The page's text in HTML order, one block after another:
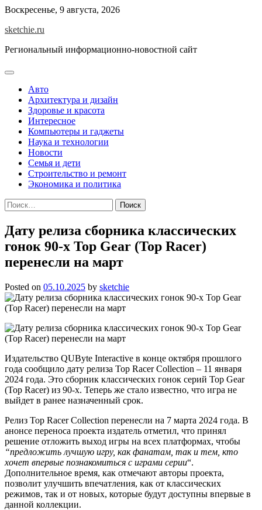
Skip
content
Воскресенье, 9 августа, 2026
sketchie.ru
Региональный информационно-новостной сайт
Авто
Архитектура и дизайн
Здоровье и красота
Интересное
Компьютеры и гаджеты
Наука и технологии
Новости
Семья и дети
Строительство и ремонт
Экономика и политика
Найти:
Дату релиза сборника классических
гонок 90-х Top Gear (Top Racer)
перенесли на март
Posted on 05.10.2025 by sketchie
Издательство QUByte Interactive в конце октября прошлого
года сообщило дату релиза Top Racer Collection – 11 января
2024 года. Это сборник классических гонок серий Top Gear
(Top Racer) из 90-х. Теперь же стало известно, что игра не
выйдет в ранее назначенный срок.
Релиз Top Racer Collection перенесли на 7 марта 2024 года. В
анонсе переноса проекта издатель отметил, что принял
решение отложить выход игры на всех платформах, чтобы
“предложить лучшую игру, как фанатам, так и тем, кто
хочет впервые познакомиться с играми серии“.
Дополнительное время, как отмечают авторы проекта,
позволит улучшить впечатления, как от классических
режимов, так и от новых, которые будут доступны впервые в
данной коллекции.